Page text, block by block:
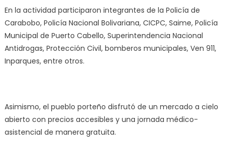
En la actividad participaron integrantes de la Policía de
Carabobo, Policía Nacional Bolivariana, CICPC, Saime, Policía
Municipal de Puerto Cabello, Superintendencia Nacional
Antidrogas, Protección Civil, bomberos municipales, Ven 911,
Inparques, entre otros.
Asimismo, el pueblo porteño disfrutó de un mercado a cielo
abierto con precios accesibles y una jornada médico-
asistencial de manera gratuita.